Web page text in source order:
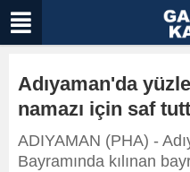
Adıyaman'da
namazı için saf
ADIYAMAN (PHA) -
Bayramında kılınan